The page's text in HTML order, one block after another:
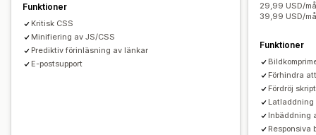
Funktioner
Kritisk CSS
Minifiering av JS/CSS
Prediktiv förinläsning av länkar
E-postsupport
29,99 USD/
39,99 USD/
Funktioner
Förhindra
Fördröj
Latladdning
Inbäddning
Responsiva